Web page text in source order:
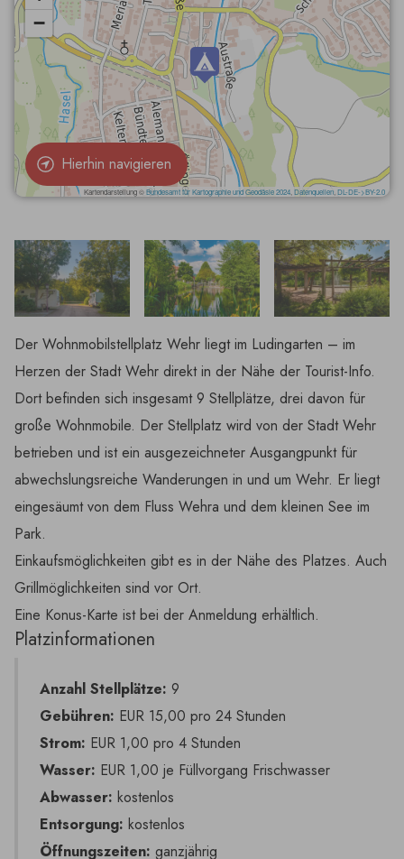
Hierhin navigieren
Der Wohnmobilstellplatz Wehr liegt im Ludingarten – im
Herzen der Stadt Wehr direkt in der Nähe der Tourist-Info.
Dort befinden sich insgesamt 9 Stellplätze, drei davon für
große Wohnmobile. Der Stellplatz wird von der Stadt Wehr
betrieben und ist ein ausgezeichneter Ausgangpunkt für
abwechslungsreiche Wanderungen in und um Wehr. Er liegt
eingesäumt von dem Fluss Wehra und dem kleinen See im
Park.
Einkaufsmöglichkeiten gibt es in der Nähe des Platzes. Auch
Grillmöglichkeiten sind vor Ort.
Eine Konus-Karte ist bei der Anmeldung erhältlich.
Platzinformationen
Anzahl Stellplätze: 9
Gebühren: EUR 15,00 pro 24 Stunden
Strom: EUR 1,00 pro 4 Stunden
Wasser: EUR 1,00 je Füllvorgang Frischwasser
Abwasser: kostenlos
Entsorgung: kostenlos
Öffnungszeiten: ganzjährig